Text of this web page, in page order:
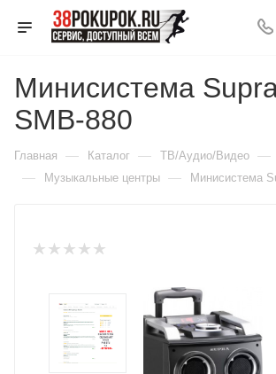
Минисистема
SMB-880
Главная — Каталог — ТВ/Аудио/Видео —
— Музыкальные центры — Минисистема